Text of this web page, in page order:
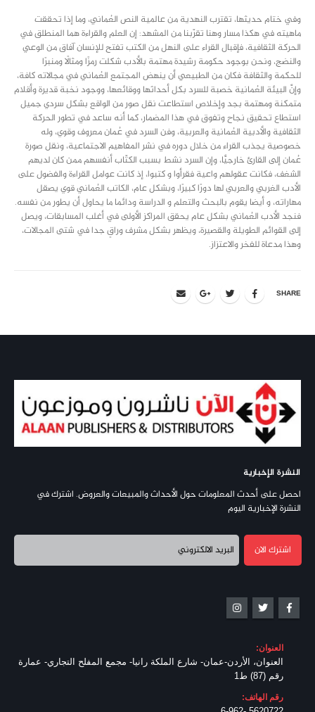
وفي ختام حديثها، تقترب النهدية من عالمية النص العُماني، وما إذا تحققت
ماهيته في هكذا مسار وهنا تقرّبنا من المشهد: إن العلم والقراءة هما المنطلق في
الحركة الثقافية، فإقبال القراء على النهل من الكتب تفتح للإنسان آفاق من الوعي
والنضج، ونحن بوجود حكومة رشيدة مهتمة بالأدب شكلت رمزًا ومثالًا ومنبرًا
للحكمة والثقافة فكان من الطبيعي أن ينهض المجتمع العُماني في مجالاته كافة،
وإنَّ البيئة العُمانية خصبة للسرد بكل أحداثها ووقائعها، ووجود نخبة قديرة وأقلام
متمكنة ومهتمة بجد وإخلاص استطاعت نقل صور من الواقع بشكل سردي جميل
استطاع تحقيق نجاح وتفوق في هذا المضمار، كما أنه ساعد في تطور الحركة
الثقافية والأدبية العُمانية والعربية، وفن السرد في عُمان معروف وقوي، وله
خصوصية يجذب القراء من خلال دوره في نشر المفاهيم الاجتماعية، ونقل صورة
عُمان إلى القارئ خارجيًّا، وإن السرد نشط بسبب الكتّاب أنفسهم ممن كان لديهم
الشغف، فكانت عقولهم واعية فقرأوا و كتبوا، إذ كانت عوامل القراءة والفضول على
الأدب الغربي والعربي لها دورًا كبيرًا، وبشكل عام، الكاتب العُماني قوي يصقل
مهاراته، و أيضا يقوم بالبحث والتعلم و الدراسة ودائما ما يحاول أن يطور من نفسه.
فنجد الأدب العُماني بشكل عام يحقق المراكز الأولى في أغلب المسابقات، ويصل
إلى القوائم الطويلة والقصيرة، ويظهر بشكل مشرف وراقٍ جدا في شتى المجالات،
وهذا مدعاة للفخر والاعتزاز.
SHARE
النشرة الإخبارية
احصل على أحدث المعلومات حول الأحداث والمبيعات والعروض. اشترك في
النشرة الإخبارية اليوم
العنوان:
العنوان، الأردن-عمان- شارع الملكة رانيا- مجمع المفلح التجاري- عمارة
رقم (87) ط1
رقم الهاتف: